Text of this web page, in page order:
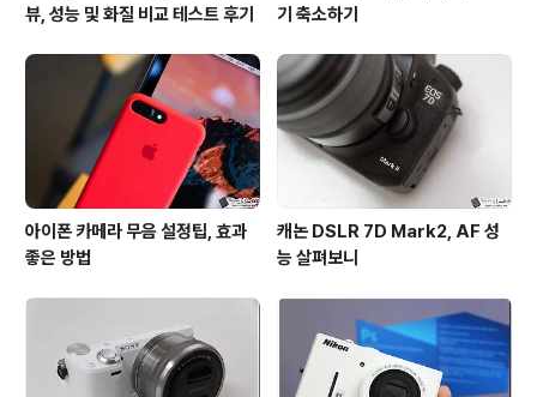
뷰, 성능 및 화질 비교 테스트 후기
기 축소하기
아이폰 카메라 무음 설정팁, 효과
좋은 방법
캐논 DSLR 7D Mark2, AF 성
능 살펴보니